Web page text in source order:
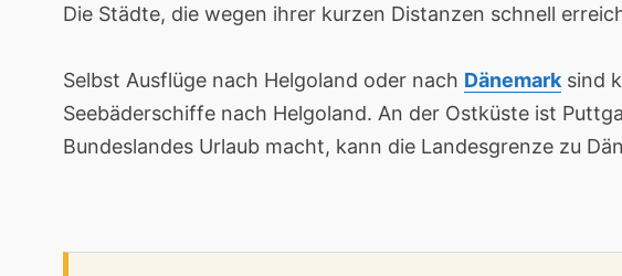
Die Städte, die wegen ihrer kurzen Distanzen schnell
Selbst Ausflüge nach Helgoland oder nach Dänemark sind
Seebäderschiffe nach Helgoland. An der Ostküste ist
Bundeslandes Urlaub macht, kann die Landesgrenze zu